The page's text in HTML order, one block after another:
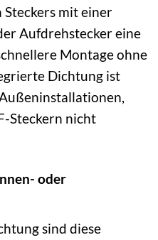
Steckers mit einer
Aufdrehstecker eine
Montage ohne
Dichtung ist
Steckern nicht
oder
sind diese